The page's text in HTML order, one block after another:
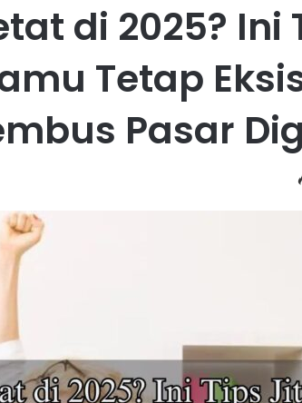
di 2025? Ini
Tetap
Pasar